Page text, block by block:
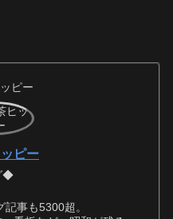
ピー
ピー
◆
事も5300超。